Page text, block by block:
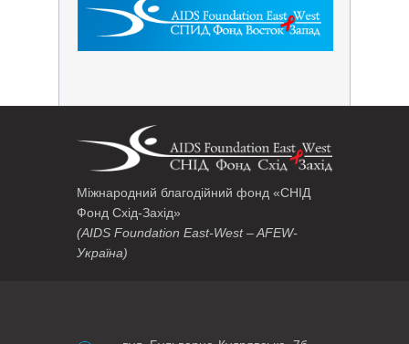
Міжнародний благодійний фонд «СНІД
Фонд Схід-Захід»
(AIDS Foundation East-West – AFEW-
Україна)